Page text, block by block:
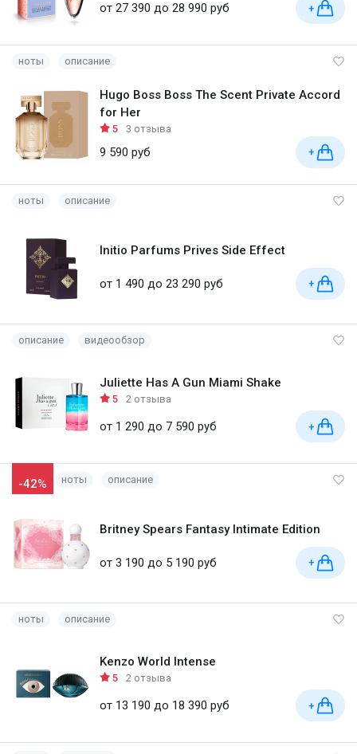
от 27 390 до 28 990 руб +
ноты описание
Hugo Boss Boss The Scent Private Accord
for Her
5 3 отзыва
9 590 руб +
ноты описание
Initio Parfums Prives Side Effect
от 1 490 до 23 290 руб +
описание видеообзор
Juliette Has A Gun Miami Shake
5 2 отзыва
от 1 290 до 7 590 руб +
-42% ноты описание
Britney Spears Fantasy Intimate Edition
от 3 190 до 5 190 руб +
ноты описание
Kenzo World Intense
5 2 отзыва
от 13 190 до 18 390 руб +